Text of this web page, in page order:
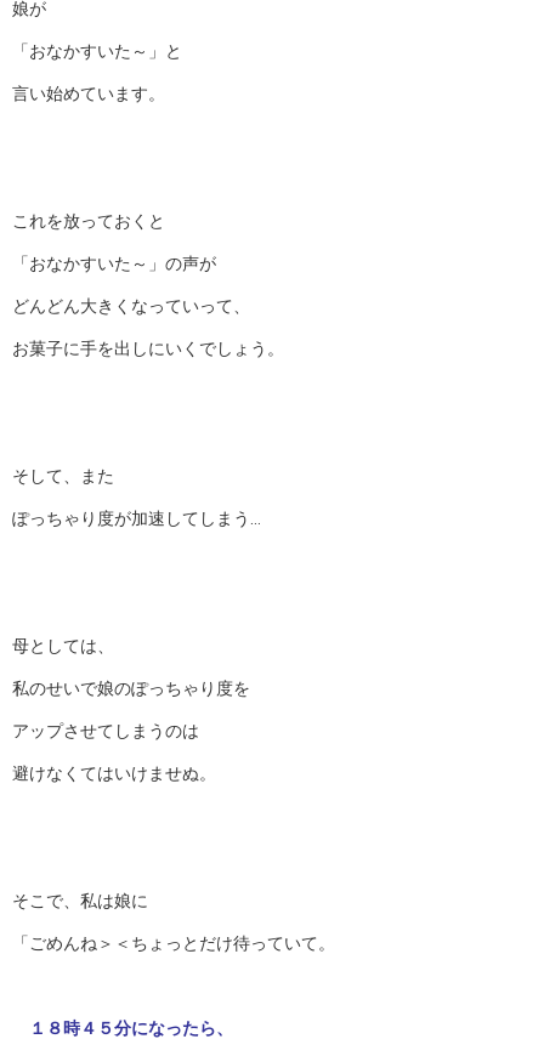
娘が
「おなかすいた～」と
言い始めています。
これを放っておくと
「おなかすいた～」の声が
どんどん大きくなっていって、
お菓子に手を出しにいくでしょう。
そして、また
ぽっちゃり度が加速してしまう…
母としては、
私のせいで娘のぽっちゃり度を
アップさせてしまうのは
避けなくてはいけませぬ。
そこで、私は娘に
「ごめんね＞＜ちょっとだけ待っていて。
１８時４５分になったら、